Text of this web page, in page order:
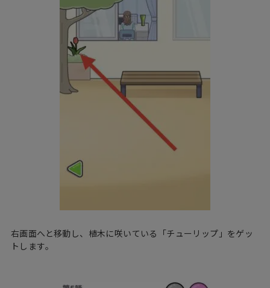
右画面へと移動し、植木に咲いている「チューリップ」をゲッ
トします。